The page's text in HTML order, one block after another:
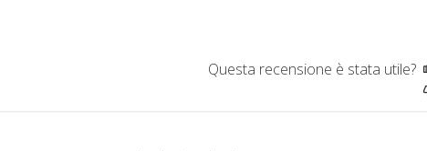
Questa recensione è stata utile?